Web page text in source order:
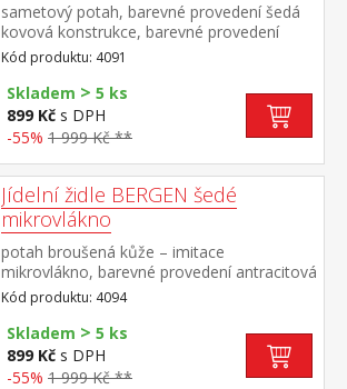
sametový potah, barevné provedení šedá
kovová konstrukce, barevné provedení
černá výška sedu 49 cm
Kód produktu: 4091
Skladem > 5 ks
899 Kč s DPH
-55% 1 999 Kč **
Jídelní židle BERGEN šedé
mikrovlákno
potah broušená kůže – imitace
mikrovlákno, barevné provedení antracitová
kovová konstrukce, barevné provedení
černá výška sedu 51 cm
Kód produktu: 4094
Skladem > 5 ks
899 Kč s DPH
-55% 1 999 Kč **